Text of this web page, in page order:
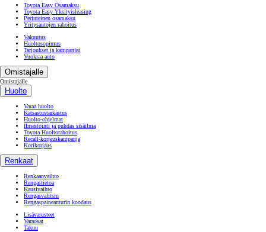
Toyota Easy Osamaksu
Toyota Easy Yksityisleasing
Perinteinen osamaksu
Yritysautojen rahoitus
Vakuutus
Huoltosopimus
Tarjoukset ja kampanjat
Vuokraa auto
Omistajalle
Omistajalle
Huolto
Varaa huolto
Katsastustarkastus
Huolto-ohjelmat
Ilmastointi ja puhdas sisäilma
Toyota Huoltorahoitus
Recall-korjauskampanja
Korikorjaus
Renkaat
Renkaanvaihto
Rengastietoa
Kausivaihto
Rengasvalitsin
Rengaspaineanturin koodaus
Lisävarusteet
Varaosat
Takuu